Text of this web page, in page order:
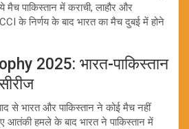
पाकिस्तान में कराची, लाहौर और
के निर्णय के बाद भारत का मैच दुबई में होने
2025: भारत-पाकिस्तान
से भारत और पाकिस्तान ने कोई मैच नहीं
हमले के बाद भारत ने पाकिस्तान में